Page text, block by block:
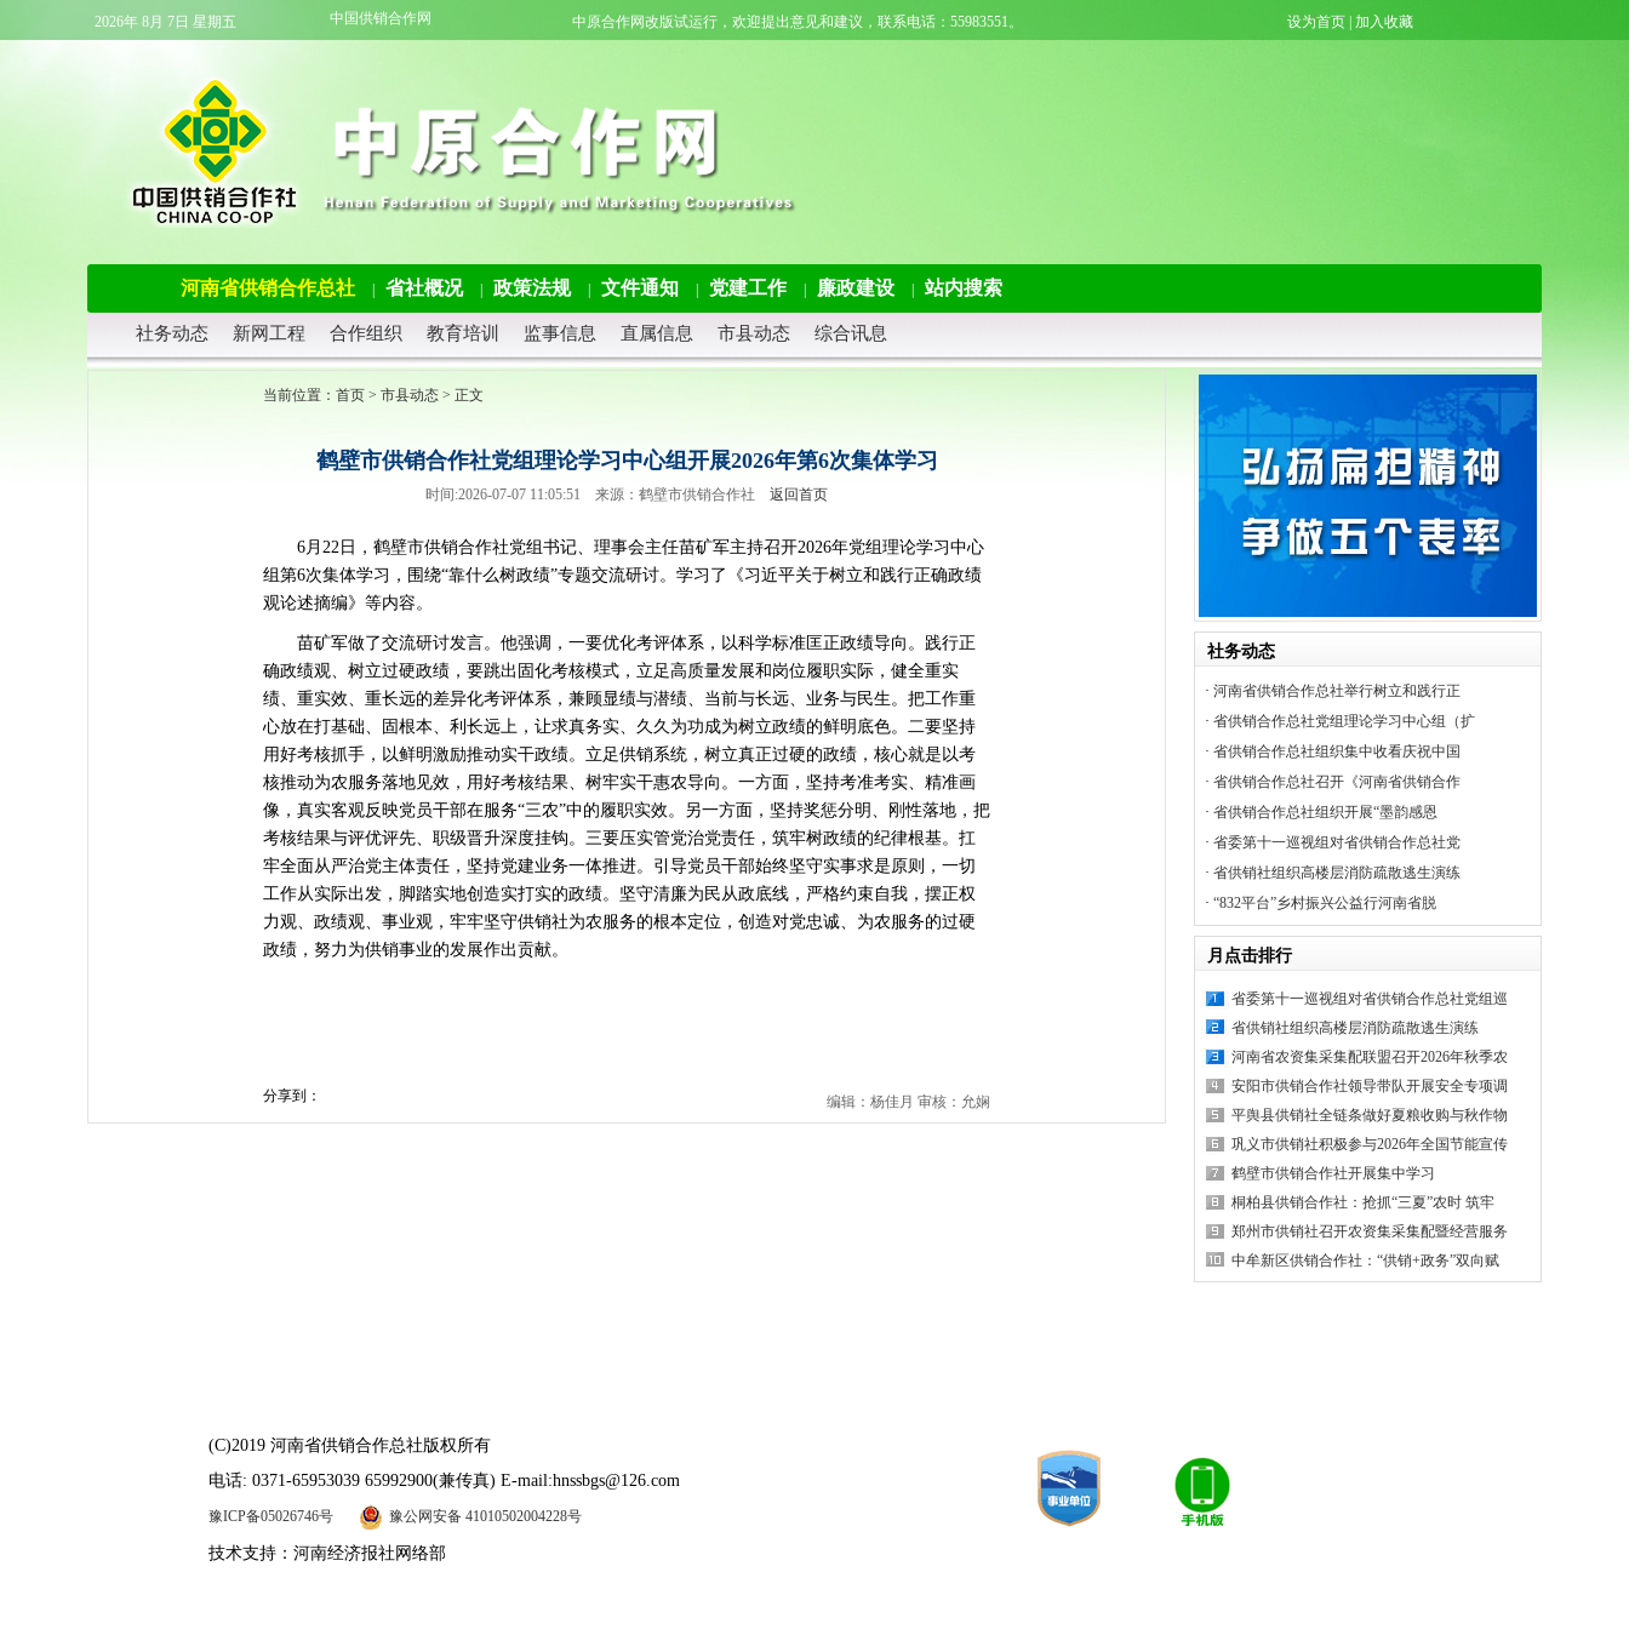
2026年 8月 7日 星期五 中国供销合作网 中原合作网改版试运行，欢迎提出意见和建议，联系电话：55983551。 设为首页 加入收藏
河南省供销合作总社 省社概况 政策法规 文件通知 党建工作 廉政建设 站内搜索
社务动态 新网工程 合作组织 教育培训 监事信息 直属信息 市县动态 综合讯息
当前位置： 首页 > 市县动态 > 正文
鹤壁市供销合作社党组理论学习中心组开展2026年第6次集体学习
时间:2026-07-07 11:05:51 来源：鹤壁市供销合作社 返回首页
6月22日，鹤壁市供销合作社党组书记、理事会主任苗矿军主持召开2026年党组理论学习中心
组第6次集体学习，围绕“靠什么树政绩”专题交流研讨。学习了《习近平关于树立和践行正确政绩
观论述摘编》等内容。
苗矿军做了交流研讨发言。他强调，一要优化考评体系，以科学标准匡正政绩导向。践行正
确政绩观、树立过硬政绩，要跳出固化考核模式，立足高质量发展和岗位履职实际，健全重实
绩、重实效、重长远的差异化考评体系，兼顾显绩与潜绩、当前与长远、业务与民生。把工作重
心放在打基础、固根本、利长远上，让求真务实、久久为功成为树立政绩的鲜明底色。二要坚持
用好考核抓手，以鲜明激励推动实干政绩。立足供销系统，树立真正过硬的政绩，核心就是以考
核推动为农服务落地见效，用好考核结果、树牢实干惠农导向。一方面，坚持考准考实、精准画
像，真实客观反映党员干部在服务“三农”中的履职实效。另一方面，坚持奖惩分明、刚性落地，把
考核结果与评优评先、职级晋升深度挂钩。三要压实管党治党责任，筑牢树政绩的纪律根基。扛
牢全面从严治党主体责任，坚持党建业务一体推进。引导党员干部始终坚守实事求是原则，一切
工作从实际出发，脚踏实地创造实打实的政绩。坚守清廉为民从政底线，严格约束自我，摆正权
力观、政绩观、事业观，牢牢坚守供销社为农服务的根本定位，创造对党忠诚、为农服务的过硬
政绩，努力为供销事业的发展作出贡献。
分享到： 编辑：杨佳月 审核：允娴
社务动态
· 河南省供销合作总社举行树立和践行正
· 省供销合作总社党组理论学习中心组（扩
· 省供销合作总社组织集中收看庆祝中国
· 省供销合作总社召开《河南省供销合作
· 省供销合作总社组织开展“墨韵感恩
· 省委第十一巡视组对省供销合作总社党
· 省供销社组织高楼层消防疏散逃生演练
· “832平台”乡村振兴公益行河南省脱
月点击排行
省委第十一巡视组对省供销合作总社党组巡
省供销社组织高楼层消防疏散逃生演练
河南省农资集采集配联盟召开2026年秋季农
安阳市供销合作社领导带队开展安全专项调
平舆县供销社全链条做好夏粮收购与秋作物
巩义市供销社积极参与2026年全国节能宣传
鹤壁市供销合作社开展集中学习
桐柏县供销合作社：抢抓“三夏”农时 筑牢
郑州市供销社召开农资集采集配暨经营服务
中牟新区供销合作社：“供销+政务”双向赋
(C)2019 河南省供销合作总社版权所有
电话: 0371-65953039 65992900(兼传真) E-mail:hnssbgs@126.com
豫ICP备05026746号 豫公网安备 41010502004228号
技术支持：河南经济报社网络部